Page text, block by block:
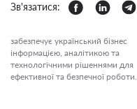
Зв'язатися:
забезпечує український бізнес
інформацією, аналітикою та
технологічними рішеннями для
ефективної та безпечної роботи.